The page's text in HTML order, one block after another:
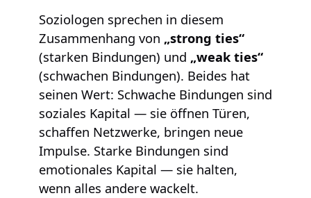
Soziologen sprechen in diesem
Zusammenhang von „strong ties“
(starken Bindungen) und „weak ties“
(schwachen Bindungen). Beides hat
seinen Wert: Schwache Bindungen sind
soziales Kapital — sie öffnen Türen,
schaffen Netzwerke, bringen neue
Impulse. Starke Bindungen sind
emotionales Kapital — sie halten,
wenn alles andere wackelt.